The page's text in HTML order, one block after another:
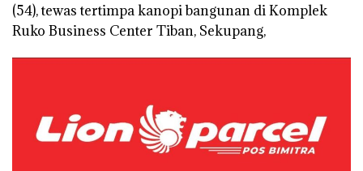
(54), tewas tertimpa kanopi bangunan di Komplek
Ruko Business Center Tiban, Sekupang,